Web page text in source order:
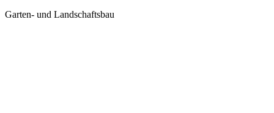
Garten- und Landschaftsbau